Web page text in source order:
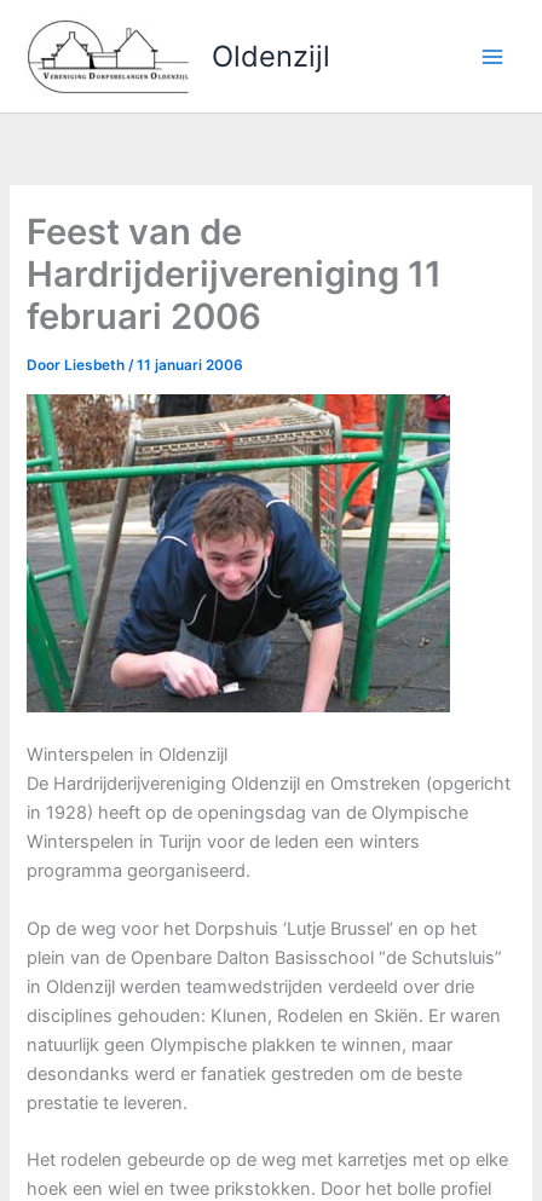
naar
Oldenzijl
Feest van de
Hardrijderijvereniging 11
februari 2006
Door Liesbeth/11 januari 2006
Winterspelen in Oldenzijl
De Hardrijderijvereniging Oldenzijl en Omstreken (opgericht
in 1928) heeft op de openingsdag van de Olympische
Winterspelen in Turijn voor de leden een winters
programma georganiseerd.
Op de weg voor het Dorpshuis ‘Lutje Brussel’ en op het
plein van de Openbare Dalton Basisschool “de Schutsluis”
in Oldenzijl werden teamwedstrijden verdeeld over drie
disciplines gehouden: Klunen, Rodelen en Skiën. Er waren
natuurlijk geen Olympische plakken te winnen, maar
desondanks werd er fanatiek gestreden om de beste
prestatie te leveren.
Het rodelen gebeurde op de weg met karretjes met op elke
hoek een wiel en twee prikstokken. Door het bolle profiel